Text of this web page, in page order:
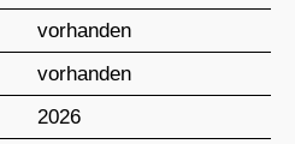
vorhanden
vorhanden
2026